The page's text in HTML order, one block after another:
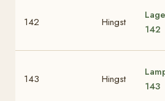
142 Hingst
142
143 Hingst
143